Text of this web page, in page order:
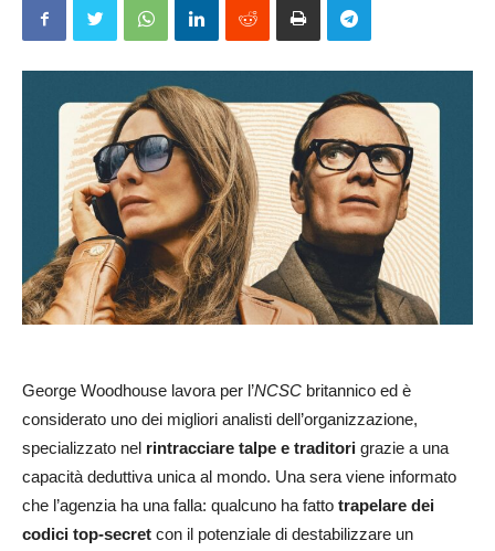
George Woodhouse lavora per l’NCSC britannico ed è
considerato uno dei migliori analisti dell’organizzazione,
specializzato nel rintracciare talpe e traditori grazie a una
capacità deduttiva unica al mondo. Una sera viene informato
che l’agenzia ha una falla: qualcuno ha fatto trapelare dei
codici top-secret con il potenziale di destabilizzare un